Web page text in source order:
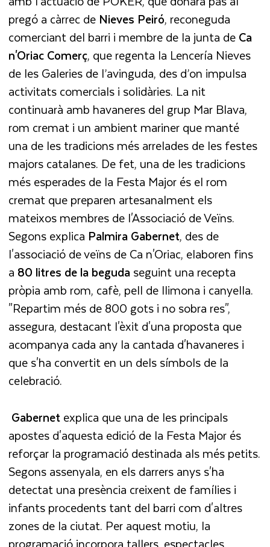
pregó a càrrec de Nieves Peiró, reconeguda
comerciant del barri i membre de la junta deCa
n'Oriac Comerç, que regenta la Lencería Nieves
de les Galeries de l’avinguda, des d’on impulsa
activitats comercials i solidàries. La nit
continuarà amb havaneres del grup Mar Blava,
rom cremat i un ambient mariner que manté
una de les tradicions més arrelades de les festes
majors catalanes. De fet, una de les tradicions
més esperades de la Festa Major és el rom
cremat que preparen artesanalment els
mateixos membres de l'Associació de Veïns.
Segons explica Palmira Gabernet, des de
l'associació de veïns de Ca n'Oriac, elaboren fins
a 80 litres de la begudaseguint una recepta
pròpia amb rom, cafè, pell de llimona i canyella.
"Repartim més de 800 gots i no sobra res",
assegura, destacant l'èxit d'una proposta que
acompanya cada any la cantada d'havaneres i
que s'ha convertit en un dels símbols de la
celebració.
Gabernetexplica que una de les principals
apostes d'aquesta edició de la Festa Major és
reforçar la programació destinada als més petits.
Segons assenyala, en els darrers anys s'ha
detectat una presència creixent de famílies i
infants procedents tant del barri com d'altres
zones de la ciutat. Per aquest motiu, la